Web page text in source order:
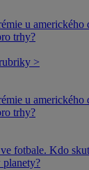
u
trhy?
>
u
trhy?
fotbale. Kdo